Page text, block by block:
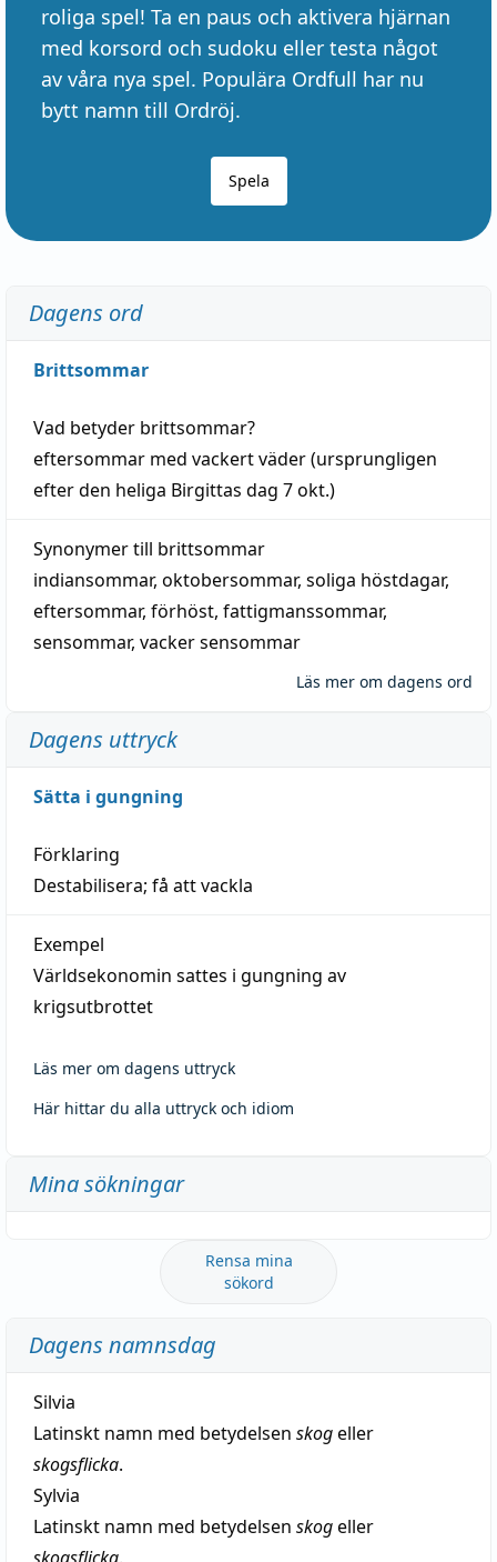
roliga spel! Ta en paus och aktivera hjärnan
med korsord och sudoku eller testa något
av våra nya spel. Populära Ordfull har nu
bytt namn till Ordröj.
Spela
Dagens ord
Brittsommar
Vad betyder brittsommar?
eftersommar med vackertväder(ursprungligen
efter den heliga Birgittas dag 7 okt.)
Synonymer till brittsommar
indiansommar, oktobersommar, soliga höstdagar,
eftersommar, förhöst, fattigmanssommar,
sensommar, vacker sensommar
Läs mer om dagens ord
Dagens uttryck
Sätta i gungning
Förklaring
Destabilisera; få att vackla
Exempel
Världsekonomin sattes i gungning av
krigsutbrottet
Läs mer om dagens uttryck
Här hittar du alla uttryck och idiom
Mina sökningar
Rensa mina
sökord
Dagens namnsdag
Silvia
Latinskt namn med betydelsen skogeller
skogsflicka.
Sylvia
Latinskt namn med betydelsen skogeller